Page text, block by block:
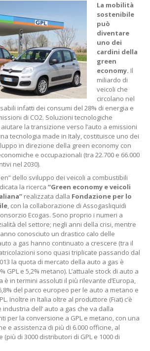
La mobilità
sostenibile
può
diventare
uno dei
cardini della
green
economy. Il
miliardo di
veicoli che
circolano nel
infatti dei consumi del 28% di energia e
di CO2. Soluzioni tecnologiche
la transizione verso l’auto a emissioni
tecnologia made in Italy, costituisce uno dei
in direzione della green economy con
e occupazionali (tra 22.700 e 66.000
nel 2030).
dello sviluppo dei veicoli a combustibili
la ricerca “Green economy e veicoli
realizzata dalla Fondazione per lo
, con la collaborazione di Assogasliquidi
Ecogas. Sono proprio i numeri a
del settore; negli anni della crisi, mentre
conosciuto un drastico calo delle
a gas hanno continuato a crescere (tra il
sono quasi triplicate passando dal
la quota di mercato della auto a gas è
GPL e 5,2% metano). L’attuale stock di auto a
è in termini assoluti il più rilevante d’Europa,
del parco europeo per le auto a metano e
Inoltre in Italia oltre al produttore (Fiat) c’è
dell’ auto a gas che va dalla
per la conversione a GPL e metano, con una
e assistenza di più di 6.000 officine, al
di 3000 distributori di GPL e 1000 di